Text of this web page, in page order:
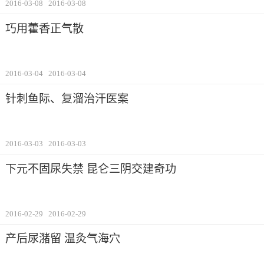
2016-03-08 2016-03-08
巧用藿香正气散
2016-03-04 2016-03-04
针刺鱼际、复溜治汗医案
2016-03-03 2016-03-03
下元不固尿失禁 昆仑三阴交建奇功
2016-02-29 2016-02-29
产后尿潴留 温灸气海穴